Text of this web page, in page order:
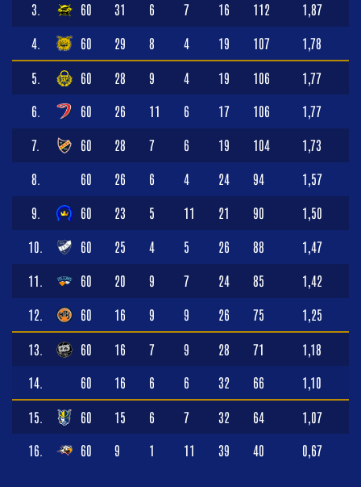
3. 60 31 6 7 16 112 1,87
4. 60 29 8 4 19 107 1,78
5. 60 28 9 4 19 106 1,77
6. 60 26 11 6 17 106 1,77
7. 60 28 7 6 19 104 1,73
8. 60 26 6 4 24 94 1,57
9. 60 23 5 11 21 90 1,50
10. 60 25 4 5 26 88 1,47
11. 60 20 9 7 24 85 1,42
12. 60 16 9 9 26 75 1,25
13. 60 16 7 9 28 71 1,18
14. 60 16 6 6 32 66 1,10
15. 60 15 6 7 32 64 1,07
16. 60 9 1 11 39 40 0,67